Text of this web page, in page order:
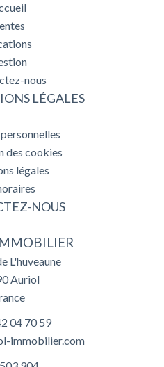
nous
LÉGALES
des cookies
légales
NOUS
L'huveaune
Auriol
04 70 59
immobilier.com